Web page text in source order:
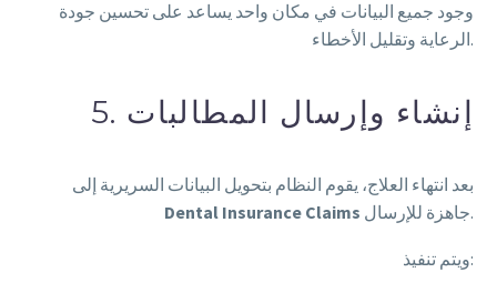
وجود جميع البيانات في مكان واحد يساعد على تحسين جودة
الرعاية وتقليل الأخطاء.
5. إنشاء وإرسال المطالبات
بعد انتهاء العلاج، يقوم النظام بتحويل البيانات السريرية إلى
Dental Insurance Claims
جاهزة للإرسال.
ويتم تنفيذ: